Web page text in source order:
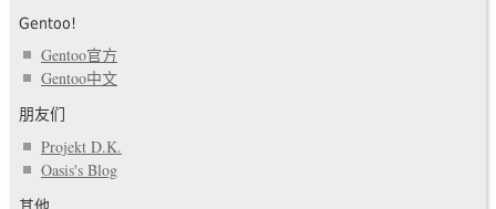
Gentoo!
Gentoo官方
Gentoo中文
朋友们
Projekt D.K.
Oasis's Blog
其他